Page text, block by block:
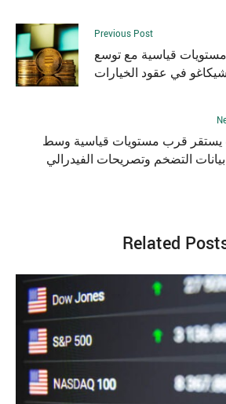
Previous Post
مستويات قياسية مع توسع
في عقود الخيارات
يستقر قرب مستويات قياسية وسط
التضخم وتصريحات الفيدرالي
Related